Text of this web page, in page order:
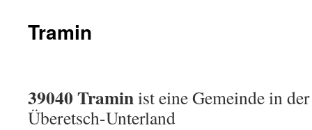
Tramin
39040 Traminist eine Gemeinde in
Überetsch-Unterland